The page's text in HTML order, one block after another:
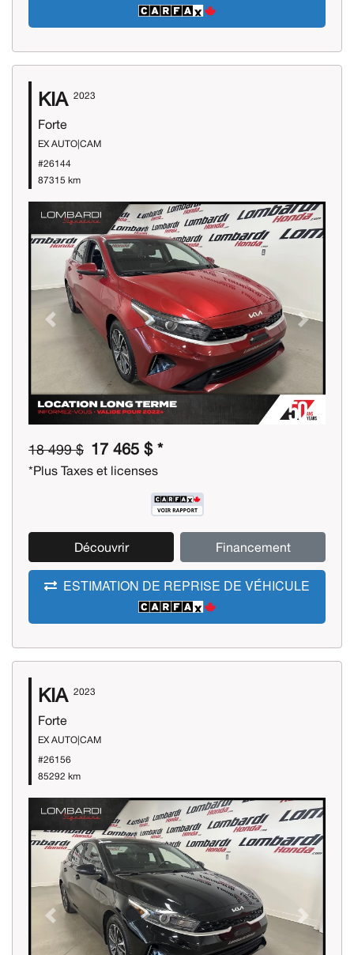
KIA 2023
Forte
EX AUTO|CAM
#26144
87315 km
Previous Next
18 499 $ 17 465 $ *
*Plus Taxes et licenses
Découvrir Financement
ESTIMATION DE REPRISE DE VÉHICULE
KIA 2023
Forte
EX AUTO|CAM
#26156
85292 km
Previous Next